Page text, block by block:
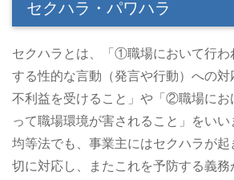
セクハラ・パワハラ
セクハラとは、「①職場において行わ
する性的な言動（発言や行動）への
不利益を受けること」や「②職場にお
って職場環境が害されること」をい
均等法でも、事業主にはセクハラが
切に対応し、またこれを予防する義務